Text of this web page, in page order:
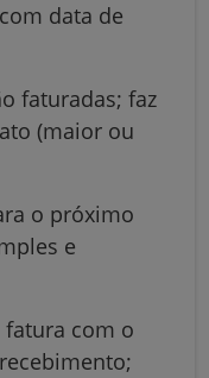
data de
faturadas; faz
(maior ou
o próximo
e
com o